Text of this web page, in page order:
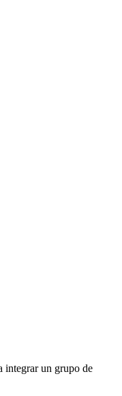
integrar un grupo de